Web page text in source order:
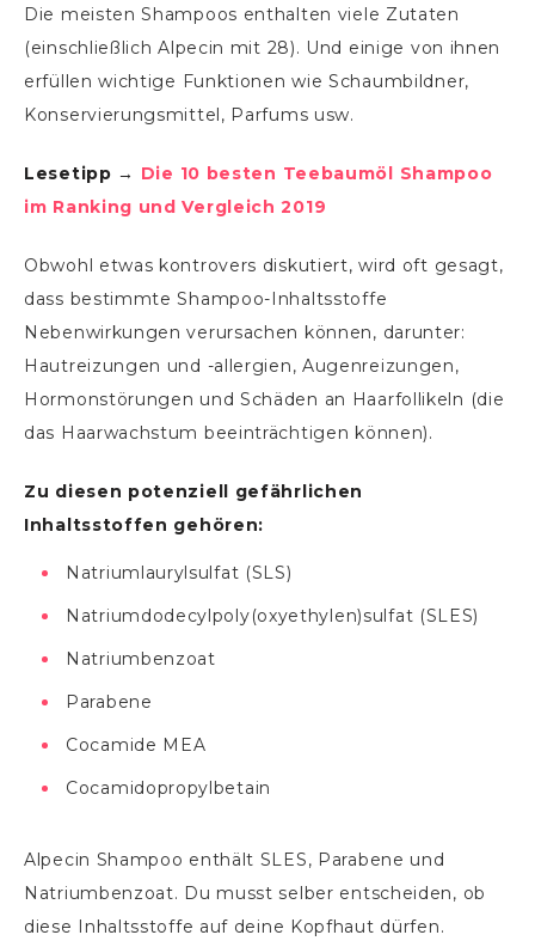
Die meisten Shampoos enthalten viele Zutaten
(einschließlich Alpecin mit 28). Und einige von ihnen
erfüllen wichtige Funktionen wie Schaumbildner,
Konservierungsmittel, Parfums usw.
Lesetipp → Die 10 besten Teebaumöl Shampoo
im Ranking und Vergleich 2019
Obwohl etwas kontrovers diskutiert, wird oft gesagt,
dass bestimmte Shampoo-Inhaltsstoffe
Nebenwirkungen verursachen können, darunter:
Hautreizungen und -allergien, Augenreizungen,
Hormonstörungen und Schäden an Haarfollikeln (die
das Haarwachstum beeinträchtigen können).
Zu diesen potenziell gefährlichen
Inhaltsstoffen gehören:
Natriumlaurylsulfat (SLS)
Natriumdodecylpoly(oxyethylen)sulfat (SLES)
Natriumbenzoat
Parabene
Cocamide MEA
Cocamidopropylbetain
Alpecin Shampoo enthält SLES, Parabene und
Natriumbenzoat. Du musst selber entscheiden, ob
diese Inhaltsstoffe auf deine Kopfhaut dürfen.